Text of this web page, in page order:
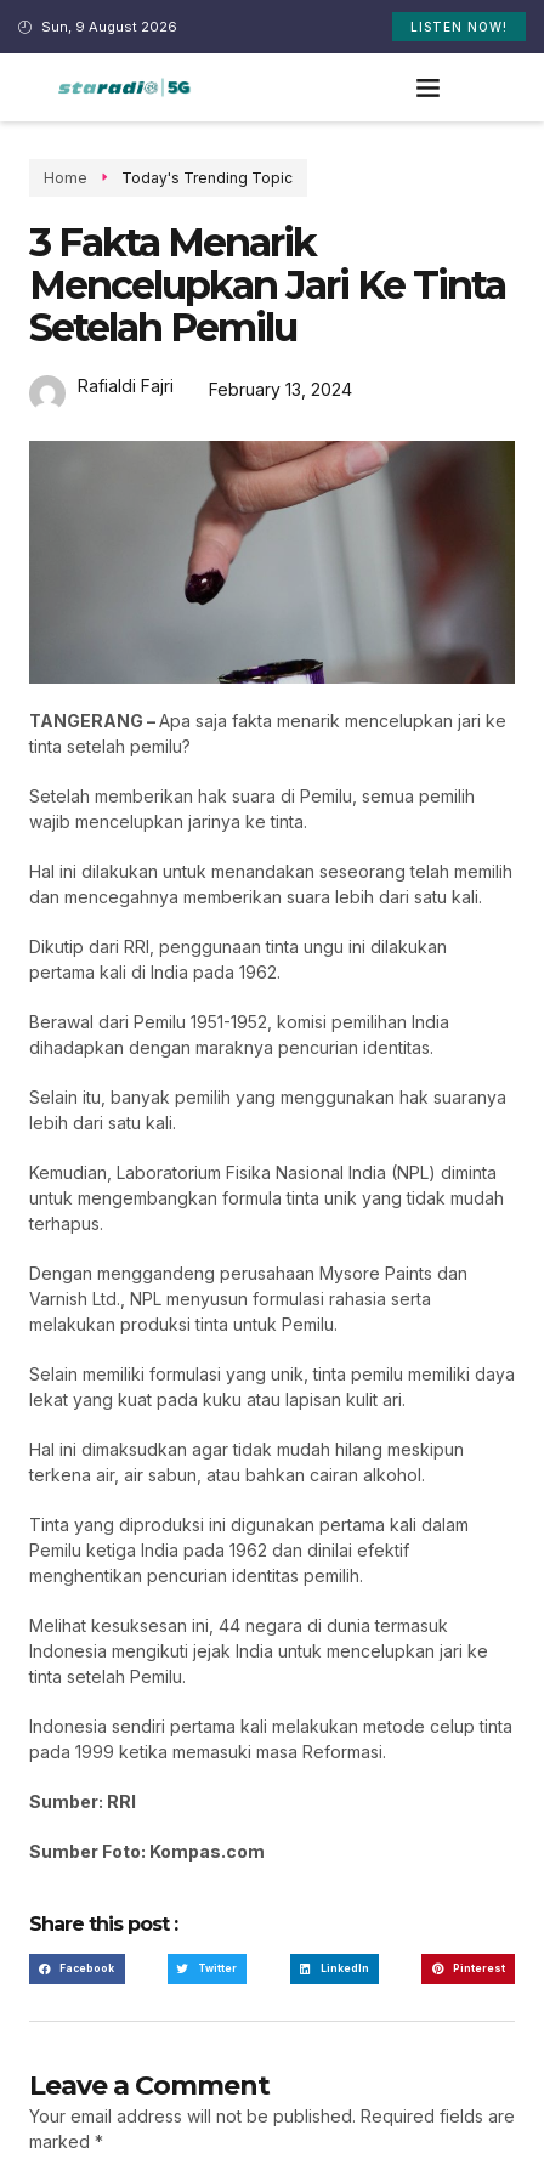
Sun, 9 August 2026 LISTEN NOW!
Home Today's Trending Topic
3 Fakta Menarik
Mencelupkan Jari Ke Tinta
Setelah Pemilu
Rafialdi Fajri February 13, 2024
TANGERANG –Apa saja fakta menarik mencelupkan jari ke
tinta setelah pemilu?
Setelah memberikan hak suara di Pemilu, semua pemilih
wajib mencelupkan jarinya ke tinta.
Hal ini dilakukan untuk menandakan seseorang telah memilih
dan mencegahnya memberikan suara lebih dari satu kali.
Dikutip dari RRI , penggunaan tinta ungu ini dilakukan
pertama kali di India pada 1962.
Berawal dari Pemilu 1951-1952, komisi pemilihan India
dihadapkan dengan maraknya pencurian identitas.
Selain itu, banyak pemilih yang menggunakan hak suaranya
lebih dari satu kali.
Kemudian, Laboratorium Fisika Nasional India (NPL) diminta
untuk mengembangkan formula tinta unik yang tidak mudah
terhapus.
Dengan menggandeng perusahaan Mysore Paints dan
Varnish Ltd., NPL menyusun formulasi rahasia serta
melakukan produksi tinta untuk Pemilu.
Selain memiliki formulasi yang unik, tinta pemilu memiliki daya
lekat yang kuat pada kuku atau lapisan kulit ari.
Hal ini dimaksudkan agar tidak mudah hilang meskipun
terkena air, air sabun, atau bahkan cairan alkohol.
Tinta yang diproduksi ini digunakan pertama kali dalam
Pemilu ketiga India pada 1962 dan dinilai efektif
menghentikan pencurian identitas pemilih.
Melihat kesuksesan ini, 44 negara di dunia termasuk
Indonesia mengikuti jejak India untuk mencelupkan jari ke
tinta setelah Pemilu.
Indonesia sendiri pertama kali melakukan metode celup tinta
pada 1999 ketika memasuki masa Reformasi.
Sumber: RRI
Sumber Foto: Kompas.com
Share this post :
Facebook Twitter LinkedIn Pinterest
Leave a Comment
Your email address will not be published. Required fields are
marked *